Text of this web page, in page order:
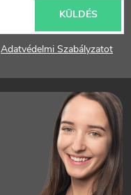
Adatvédelmi Szabályzatot
KÜLDÉS